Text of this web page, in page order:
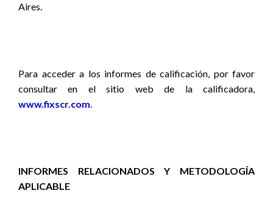
Aires.
Para acceder a los informes de calificación, por favor
consultar en el sitio web de la calificadora,
www.fixscr.com.
INFORMES RELACIONADOS Y METODOLOGÍA
APLICABLE